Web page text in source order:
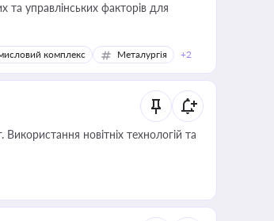
та управлінських факторів для
комплекс Металургія +2
новітніх технологій та